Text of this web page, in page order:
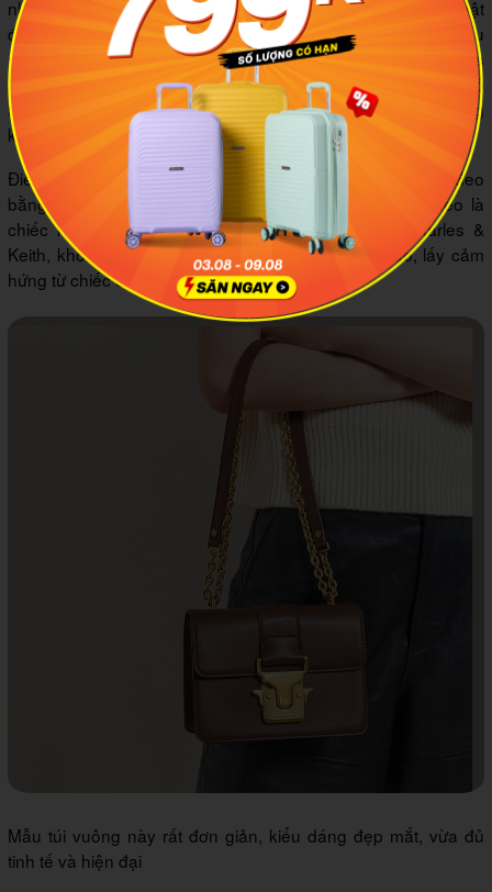
nhà Charles & Keith. Chiếc túi này thiết kế với form chữ nhật
đẹp mắt, sử dụng chất liệu da bền bỉ với những tông màu
sang trọng như nâu, vàng bò, đen, xanh đậm, nude. Charles
& Keith Double Handle Metallic Push-Lock Shoulder Bag có
thiết kế khá đơn giản, toát lên sự thanh lịch, hiện đại, dễ dàng
kết hợp với nhiều loại trang phục khác nhau.
Điểm nhấn trong thiết kế của chiếc túi này là phần quai đeo
bằng xích kim loại rất sang trọng, chắc chắn. Tiếp theo là
chiếc khóa push-lock mang đặc trưng của nhà Charles &
Keith, không chỉ chắc chắn mà còn cực kỳ tinh xảo, lấy cảm
hứng từ chiếc đầu hươu độc đáo.
Mẫu túi vuông này rất đơn giản, kiểu dáng đẹp mắt, vừa đủ
tinh tế và hiện đại